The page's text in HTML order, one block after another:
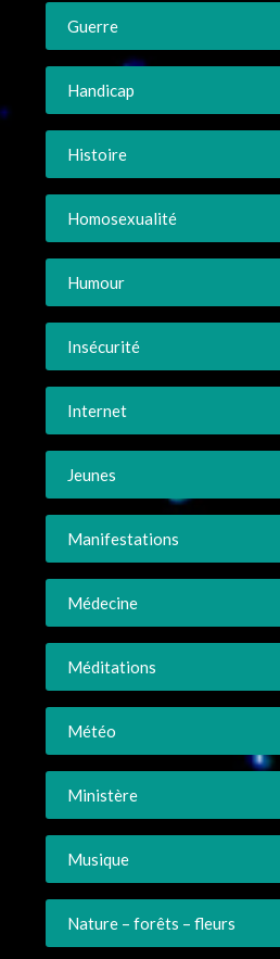
Guerre
Handicap
Histoire
Homosexualité
Humour
Insécurité
Internet
Jeunes
Manifestations
Médecine
Méditations
Météo
Ministère
Musique
Nature – forêts – fleurs